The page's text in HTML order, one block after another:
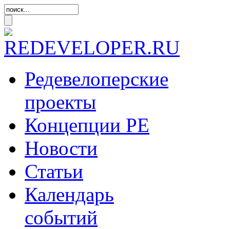
Редевелоперские
проекты
Концепции РЕ
Новости
Статьи
Календарь
событий